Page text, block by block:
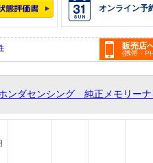
オンライン予
販売店
(携帯・
ダセンシング 純正メモリー